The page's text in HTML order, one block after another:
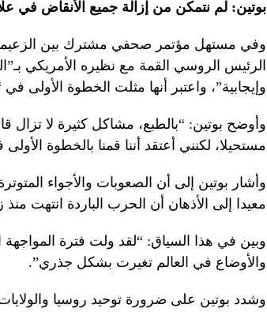
بوتين: لم نتمكن من إزالة جميع الأنقاض في
وفي مستهل مؤتمر صحفي مشترك بين
الرئيس الروسي القمة مع نظيره الأمريكي
وإيجابية”، واعتبر أنها مثلت الخطوة الأولى
وأوضح بوتين: “بالطبع، مشاكل كثيرة لا تزال
مستحيلا، لكنني أعتقد أننا قمنا بالخطوة الأولى
وأشار بوتين إلى أن الصعوبات والأجواء
معيدا إلى الأذهان أن الحرب الباردة انتهت
وبين في هذا السياق: “لقد ولت فترة المواجهة
والأوضاع في العالم تغيرت بشكل جذري”.
وشدد بوتين على ضرورة توحيد روسيا